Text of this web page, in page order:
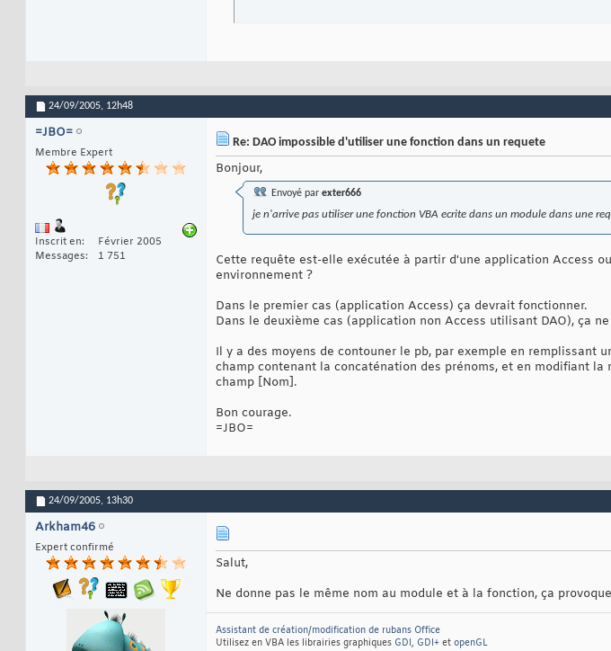
24/09/2005, 12h48
=JBO=
Membre Expert
Inscrit en
Février 2005
Messages
1 751
Re: DAO impossible d'utiliser une fonction dans un requete
Bonjour,
Envoyé par exter666
je n'arrive pas utiliser une fonction VBA ecrite dans un module dans une
Cette requête est-elle exécutée à partir d'une application Access
environnement ?
Dans le premier cas (application Access) ça devrait fonctionner.
Dans le deuxième cas (application non Access utilisant DAO), ça
Il y a des moyens de contouner le pb, par exemple en remplissant
champ contenant la concaténation des prénoms, et en modifiant
champ [Nom].
Bon courage.
=JBO=
24/09/2005, 13h30
Arkham46
Expert confirmé
Salut,
Ne donne pas le même nom au module et à la fonction, ça
Assistant de création/modification de rubans Office
Utilisez en VBA les librairies graphiques GDI, GDI+ et openGL